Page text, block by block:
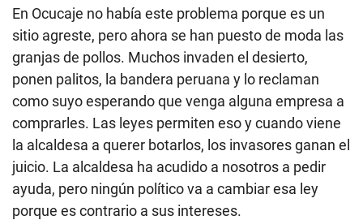
En Ocucaje no había este problema porque es un
sitio agreste, pero ahora se han puesto de moda las
granjas de pollos. Muchos invaden el desierto,
ponen palitos, la bandera peruana y lo reclaman
como suyo esperando que venga alguna empresa a
comprarles. Las leyes permiten eso y cuando viene
la alcaldesa a querer botarlos, los invasores ganan el
juicio. La alcaldesa ha acudido a nosotros a pedir
ayuda, pero ningún político va a cambiar esa ley
porque es contrario a sus intereses.